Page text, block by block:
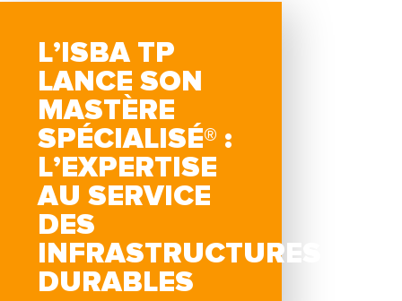
L’ISBA TP
LANCE SON
MASTÈRE
SPÉCIALISÉ® :
L’EXPERTISE
AU SERVICE
DES
INFRASTRUCTURES
DURABLES